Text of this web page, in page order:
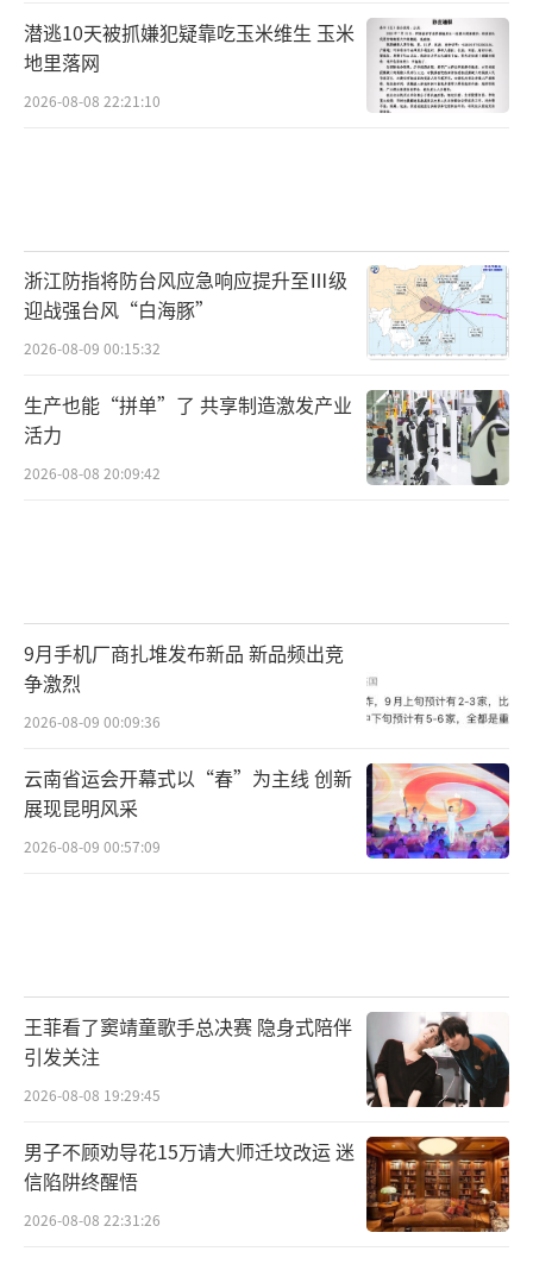
潜逃10天被抓嫌犯疑靠吃玉米维生 玉米
地里落网
2026-08-08 22:21:10
浙江防指将防台风应急响应提升至Ⅲ级
迎战强台风“白海豚”
2026-08-09 00:15:32
生产也能“拼单”了 共享制造激发产业
活力
2026-08-08 20:09:42
9月手机厂商扎堆发布新品 新品频出竞
争激烈
2026-08-09 00:09:36
云南省运会开幕式以“春”为主线 创新
展现昆明风采
2026-08-09 00:57:09
王菲看了窦靖童歌手总决赛 隐身式陪伴
引发关注
2026-08-08 19:29:45
男子不顾劝导花15万请大师迁坟改运 迷
信陷阱终醒悟
2026-08-08 22:31:26